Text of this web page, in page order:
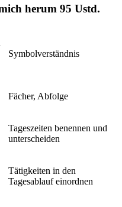
herum 95 Ustd.
Symbolverständnis
Fächer, Abfolge
Tageszeiten benennen und
unterscheiden
Tätigkeiten in den
Tagesablauf einordnen